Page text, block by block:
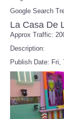
Google Search
La Casa De
Approx Traffic:
Description:
Publish Date: Fri,